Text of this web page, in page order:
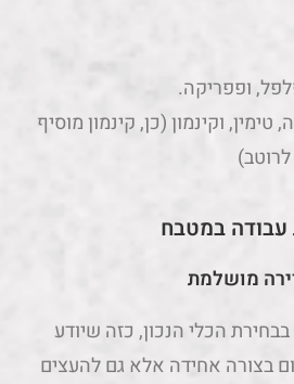
ופפריקה.
טימין, וקינמון (כן, קינמון מוסיף
במטבח
מושלמת
הכלי הנכון, כזה שיודע
בצורה אחידה אלא גם להעצים